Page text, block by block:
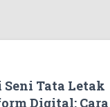
Tata Letak
Digital: Cara